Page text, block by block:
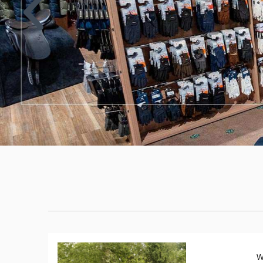
Previous
ELT
COVALLIERO
DIE SPIEGELBURG
ACAVALLO
BACK ON TRACK